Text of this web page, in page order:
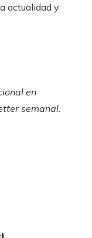
actualidad y
en
semanal